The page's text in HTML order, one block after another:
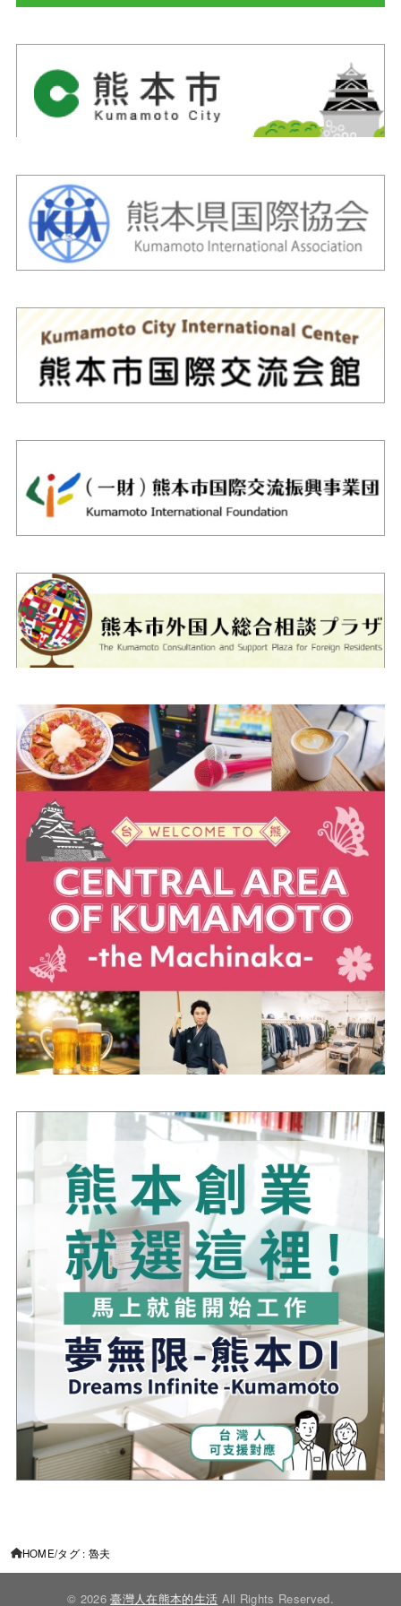
HOME タグ : 魯夫
© 2026臺灣人在熊本的生活 All Rights Reserved.